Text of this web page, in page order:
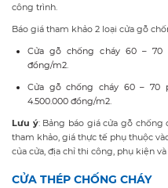
công trình.
Báo giá tham khảo 2 loại cửa gỗ
Cửa gỗ chống cháy 60 – 70
đồng/m2.
Cửa gỗ chống cháy 60 – 70
4.500.000 đồng/m2.
Lưu ý: Bảng báo giá cửa gỗ
tham khảo, giá thực tế phụ thuộc
của cửa, địa chỉ thi công, phụ kiện
CỬA THÉP CHỐNG CHÁY